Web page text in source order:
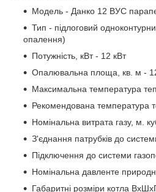
Модель - Данко 12 ВУС
Тип - підлоговий
опалення)
Потужність, кВт - 12 кВт
Опалювальна площа, кв. м -
Максимальна температура
Рекомендована температура
Номінальна витрата газу, м.
З'єднання патрубків до
Підключення до системи
Номінальна давленте
Габаритні розміри котла